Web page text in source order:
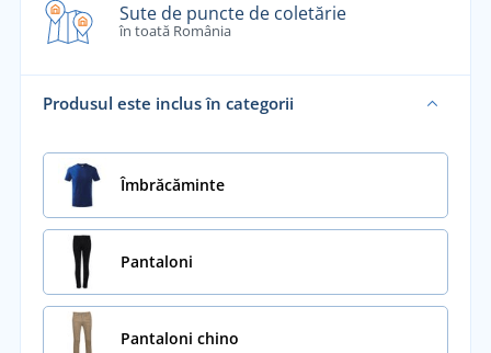
Sute de puncte de coletărie
în toată România
Produsul este inclus în categorii
Îmbrăcăminte
Pantaloni
Pantaloni chino